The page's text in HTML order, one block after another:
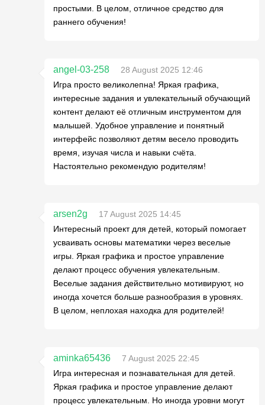
простыми. В целом, отличное средство для
раннего обучения!
angel-03-258
28 August 2025 12:46
Игра просто великолепна! Яркая графика,
интересные задания и увлекательный обучающий
контент делают её отличным инструментом для
малышей. Удобное управление и понятный
интерфейс позволяют детям весело проводить
время, изучая числа и навыки счёта.
Настоятельно рекомендую родителям!
arsen2g
17 August 2025 14:45
Интересный проект для детей, который помогает
усваивать основы математики через веселые
игры. Яркая графика и простое управление
делают процесс обучения увлекательным.
Веселые задания действительно мотивируют, но
иногда хочется больше разнообразия в уровнях.
В целом, неплохая находка для родителей!
aminka65436
7 August 2025 22:45
Игра интересная и познавательная для детей.
Яркая графика и простое управление делают
процесс увлекательным. Но иногда уровни могут